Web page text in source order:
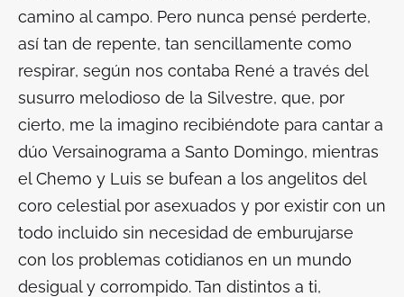
camino al campo. Pero nunca pensé perderte,
así tan de repente, tan sencillamente como
respirar, según nos contaba René a través del
susurro melodioso de la Silvestre, que, por
cierto, me la imagino recibiéndote para cantar a
dúo Versainograma a Santo Domingo, mientras
el Chemo y Luis se bufean a los angelitos del
coro celestial por asexuados y por existir con un
todo incluido sin necesidad de emburujarse
con los problemas cotidianos en un mundo
desigual y corrompido. Tan distintos a ti,